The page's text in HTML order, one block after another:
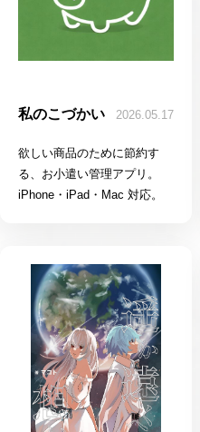
私のこづかい 2026.05.17
欲しい商品のために節約す
る、お小遣い管理アプリ。
iPhone・iPad・Mac 対応。